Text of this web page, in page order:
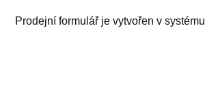
Prodejní formulář je vytvořen v systému